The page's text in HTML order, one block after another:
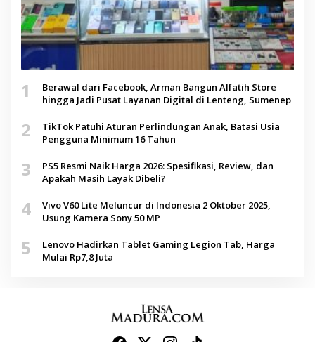
1
Berawal dari Facebook, Arman Bangun Alfatih Store
hingga Jadi Pusat Layanan Digital di Lenteng, Sumenep
2
TikTok Patuhi Aturan Perlindungan Anak, Batasi Usia
Pengguna Minimum 16 Tahun
3
PS5 Resmi Naik Harga 2026: Spesifikasi, Review, dan
Apakah Masih Layak Dibeli?
4
Vivo V60 Lite Meluncur di Indonesia 2 Oktober 2025,
Usung Kamera Sony 50 MP
5
Lenovo Hadirkan Tablet Gaming Legion Tab, Harga
Mulai Rp7,8 Juta